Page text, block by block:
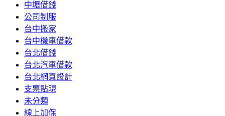
中壢借錢
公司制服
台中搬家
台中機車借款
台北借錢
台北汽車借款
台北網頁設計
支票貼現
未分類
線上加保